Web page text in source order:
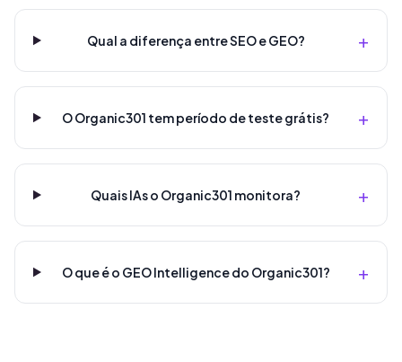
Qual a diferença entre SEO e GEO? +
O Organic301 tem período de teste grátis? +
Quais IAs o Organic301 monitora? +
O que é o GEO Intelligence do Organic301? +